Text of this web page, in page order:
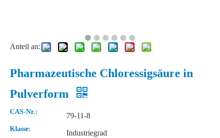
Anteil an:
Pharmazeutische Chloressigsäure in
Pulverform
CAS-Nr.: 79-11-8
Klasse: Industriegrad